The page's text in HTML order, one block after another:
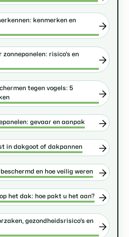
kenmerken en
zonnepanelen: risico's en
tegen vogels: 5
gevaar en aanpak
in dakgoot of dakpannen
en hoe veilig weren
het dak: hoe pakt u het aan?
gezondheidsrisico's en